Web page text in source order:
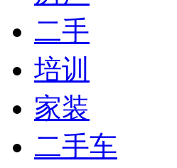
二手
培训
家装
二手车